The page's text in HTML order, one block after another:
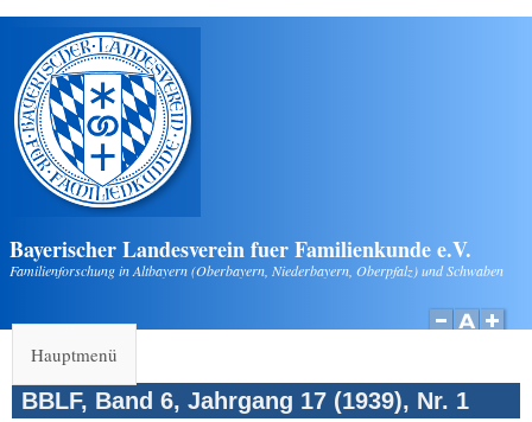
Direkt zum Inhalt
Bayerischer Landesverein fuer Familienkunde e.V.
Familienforschung in Altbayern (Oberbayern, Niederbayern, Oberpfalz) und Schwaben
Hauptmenü
BBLF, Band 6, Jahrgang 17 (1939), Nr. 1